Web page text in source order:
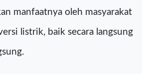
manfaatnya oleh masyarakat
listrik, baik secara langsung